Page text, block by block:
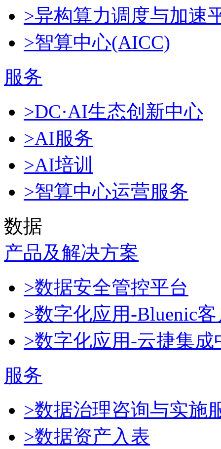
>异构算力调度与加速
>智算中心(AICC)
服务
>DC·AI生态创新中心
>AI服务
>AI培训
>智算中心运营服务
数据
产品及解决方案
>数据安全管控平台
>数字化应用-Bluenic
>数字化应用-云捷集成
服务
>数据治理咨询与实施
>数据资产入表